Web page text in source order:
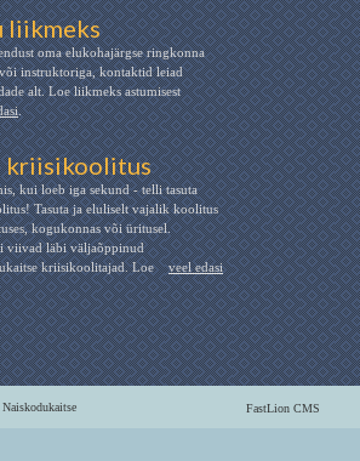
liikmeks
oma elukohajärgse ringkonna
või instruktoriga, kontaktid leiad
alt. Loe liikmeks astumisest
.
kriisikoolitus
kui loeb iga sekund - telli tasuta
Tasuta ja eluliselt vajalik koolitus
kogukonnas või üritusel.
viivad läbi väljaõppinud
kriisikoolitajad. Loe
veel edasi
FastLion CMS